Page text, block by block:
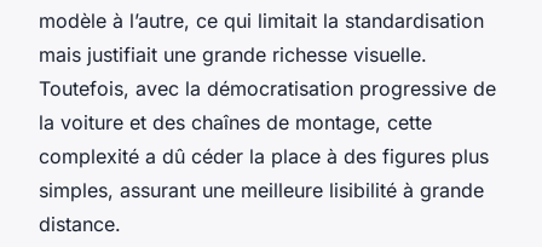
modèle à l’autre, ce qui limitait la standardisation
mais justifiait une grande richesse visuelle.
Toutefois, avec la démocratisation progressive de
la voiture et des chaînes de montage, cette
complexité a dû céder la place à des figures plus
simples, assurant une meilleure lisibilité à grande
distance.